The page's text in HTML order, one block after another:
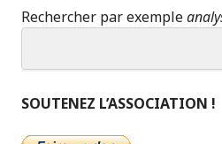
Rechercher par exemple
SOUTENEZ L’ASSOCIATION !